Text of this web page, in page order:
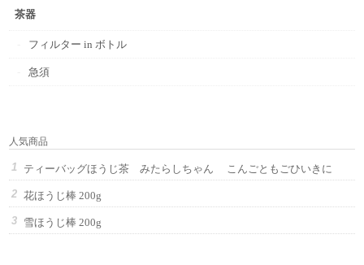
茶器
フィルター in ボトル
急須
人気商品
ティーバッグほうじ茶 みたらしちゃん こんごともごひいきに
花ほうじ棒 200g
雪ほうじ棒 200g